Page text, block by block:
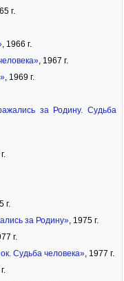
г.
, 1966 г.
, 1967 г.
, 1969 г.
за Родину. Судьба
г.
за Родину», 1975 г.
г.
Судьба человека», 1977 г.